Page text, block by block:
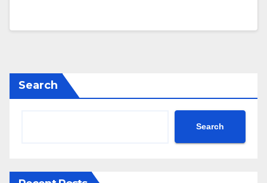
Search
Search